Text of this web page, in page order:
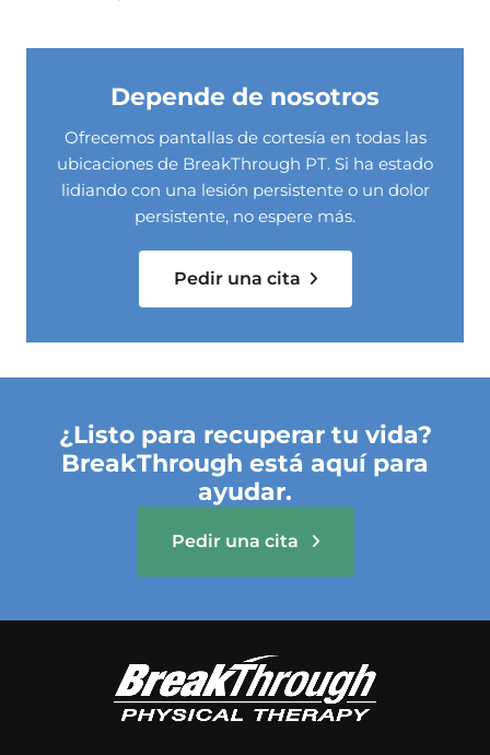
Depende de nosotros
Ofrecemos pantallas de cortesía en todas las
ubicaciones de BreakThrough PT. Si ha estado
lidiando con una lesión persistente o un dolor
persistente, no espere más.
Pedir una cita
¿Listo para recuperar tu vida?
BreakThrough está aquí para
ayudar.
Pedir una cita